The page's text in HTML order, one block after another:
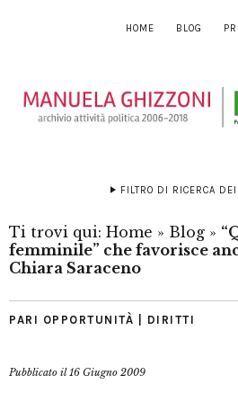
HOME BLOG
FILTRO DI RICERCA DEI
Ti trovi qui: Home » Blog »
femminile” che favorisce
Chiara Saraceno
PARI OPPORTUNITÀ | DIRITTI
Pubblicato il16 Giugno 2009